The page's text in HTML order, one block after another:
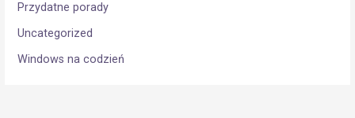
Przydatne porady
Uncategorized
Windows na codzień